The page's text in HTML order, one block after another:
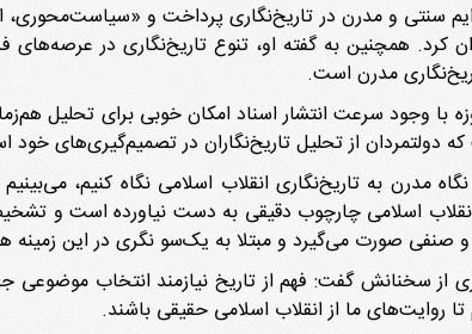
سنتی و مدرن در تاریخ‌نگاری پرداخت و «سیاست‌محوری،
کرد. همچنین به گفته او، تنوع تاریخ‌نگاری در
مدرن است.
با وجود سرعت انتشار اسناد امکان خوبی برای تحلیل
دولتمردان از تحلیل تاریخ‌نگاران در تصمیم‌گیری‌‌های خود
مدرن به تاریخ‌نگاری انقلاب اسلامی نگاه کنیم،
انقلاب اسلامی چارچوب دقیقی به دست نیاورده است و
صنفی صورت می‌گیرد و مبتلا به یک‌سو نگری در این زمینه
سخنانش گفت: فهم از تاریخ نیازمند انتخاب موضوعی
تا روایت‌های ما از انقلاب اسلامی حقیقی باشند.